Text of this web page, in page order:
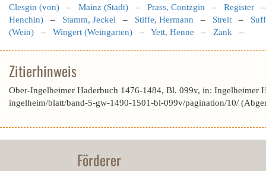
Clesgin (von) – Mainz (Stadt) – Prass, Contzgin – Register
Henchin) – Stamm, Jeckel – Stiffe, Hermann – Streit –
(Wein) – Wingert (Weingarten) – Yett, Henne – Zank –
Zitierhinweis
Ober-Ingelheimer Haderbuch 1476-1484, Bl. 099v, in: Ingelheimer
ingelheim/blatt/band-5-gw-1490-1501-bl-099v/pagination/10/
Förderer